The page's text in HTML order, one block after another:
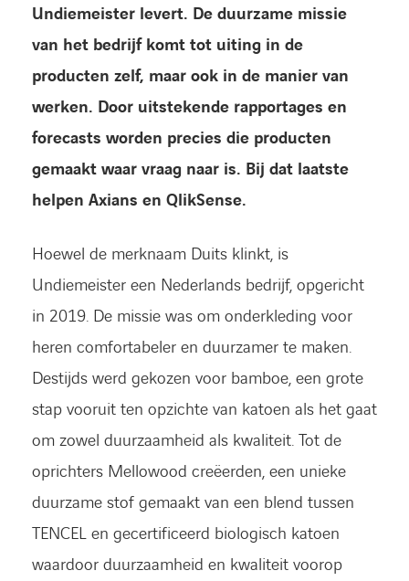
Contact
Werken bij Axians
Undiemeister levert. De duurzame missie
van het bedrijf komt tot uiting in de
producten zelf, maar ook in de manier van
werken. Door uitstekende rapportages en
forecasts worden precies die producten
gemaakt waar vraag naar is. Bij dat laatste
helpen Axians en QlikSense.
Hoewel de merknaam Duits klinkt, is
Undiemeister een Nederlands bedrijf, opgericht
in 2019. De missie was om onderkleding voor
heren comfortabeler en duurzamer te maken.
Destijds werd gekozen voor bamboe, een grote
stap vooruit ten opzichte van katoen als het gaat
om zowel duurzaamheid als kwaliteit. Tot de
oprichters Mellowood creëerden, een unieke
duurzame stof gemaakt van een blend tussen
TENCEL en gecertificeerd biologisch katoen
waardoor duurzaamheid en kwaliteit voorop